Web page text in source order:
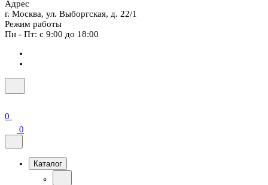
Адрес
г. Москва, ул. Выборгская, д. 22/1
Режим работы
Пн - Пт: с 9:00 до 18:00
0
0
Каталог